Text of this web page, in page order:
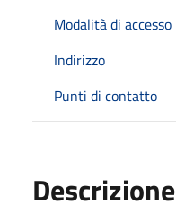
Modalità di accesso
Indirizzo
Punti di contatto
Descrizione